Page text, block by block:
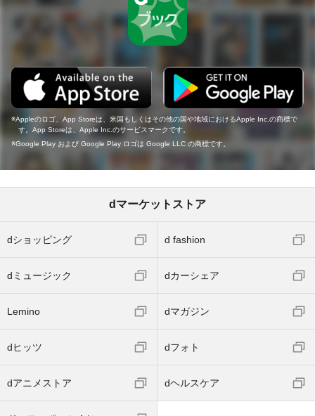
Appleのロゴ、App Storeは、米国もしくはその他の国や地域におけるApple Inc.の商標で
す。App Storeは、Apple Inc.のサービスマークです。
Google Play および Google Play ロゴは Google LLC の商標です。
dマーケットストア
dショッピング d fashion
dミュージック dカーシェア
Lemino dマガジン
dヒッツ dフォト
dアニメストア dヘルスケア